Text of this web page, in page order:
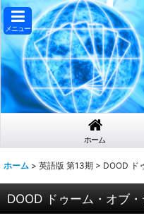
メニュー
ホーム
ホーム > 英語版 第13期 > DOOD ド
DOOD ドゥーム・オブ